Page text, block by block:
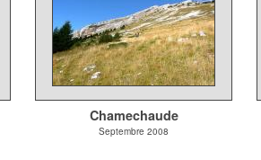
Chamechaude
Septembre 2008